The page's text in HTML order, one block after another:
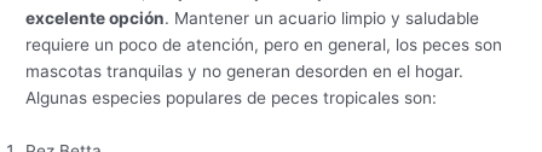
excelente opción. Mantener un acuario limpio y saludable
requiere un poco de atención, pero en general, los peces son
mascotas tranquilas y no generan desorden en el hogar.
Algunas especies populares de peces tropicales son: